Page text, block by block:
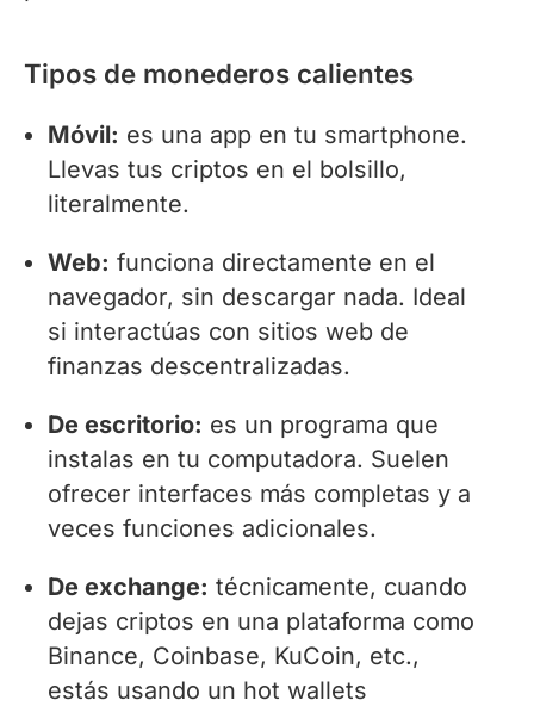
Tipos de monederos calientes
Móvil: es una app en tu smartphone.
Llevas tus criptos en el bolsillo,
literalmente.
Web: funciona directamente en el
navegador, sin descargar nada. Ideal
si interactúas con sitios web de
finanzas descentralizadas.
De escritorio: es un programa que
instalas en tu computadora. Suelen
ofrecer interfaces más completas y a
veces funciones adicionales.
De exchange: técnicamente, cuando
dejas criptos en una plataforma como
Binance, Coinbase, KuCoin, etc.,
estás usando un hot wallets